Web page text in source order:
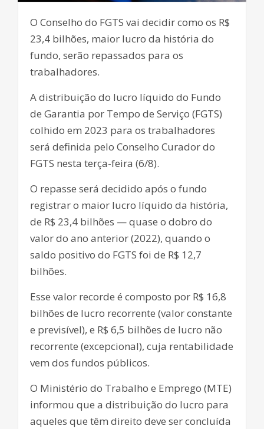
O Conselho do FGTS vai decidir como os R$
23,4 bilhões, maior lucro da história do
fundo, serão repassados para os
trabalhadores.
A distribuição do lucro líquido do Fundo
de Garantia por Tempo de Serviço (FGTS)
colhido em 2023 para os trabalhadores
será definida pelo Conselho Curador do
FGTS nesta terça-feira (6/8).
O repasse será decidido após o fundo
registrar o maior lucro líquido da história,
de R$ 23,4 bilhões — quase o dobro do
valor do ano anterior (2022), quando o
saldo positivo do FGTS foi de R$ 12,7
bilhões.
Esse valor recorde é composto por R$ 16,8
bilhões de lucro recorrente (valor constante
e previsível), e R$ 6,5 bilhões de lucro não
recorrente (excepcional), cuja rentabilidade
vem dos fundos públicos.
O Ministério do Trabalho e Emprego (MTE)
informou que a distribuição do lucro para
aqueles que têm direito deve ser concluída